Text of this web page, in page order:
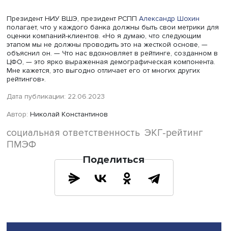
базируется на доступе к данным. Долгие годы мы
над тем, чтобы сделать данные наиболее публичными,
рассказал он. — Но за эти долгие годы мы пришли к
что открытые данные приносят пользу, но и несут
Много лет мы открывали данные, сейчас мы оказались
ситуации, что нам приходится их закрывать». Мы
быстро создали соответствующие механизмы, отметил
Егоров, чтобы уберечь компании от санкций. «Но это
свою цену. Отсутствие доступа — это ограничение
ограничение качественных решений по выбору
многого другого. Рейтингование — один из способов,
когда нам необходимо закрывать прямые данные», —
он.